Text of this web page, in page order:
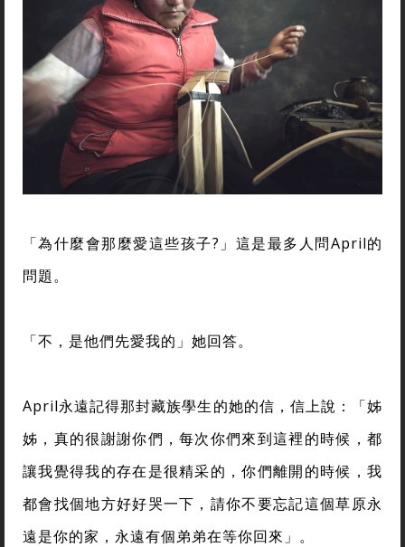
「為什麼會那麼愛這些孩子?」這是最多人問April的
問題。
「不，是他們先愛我的」她回答。
April永遠記得那封藏族學生的她的信，信上說：「姊
姊，真的很謝謝你們，每次你們來到這裡的時候，都
讓我覺得我的存在是很精采的，你們離開的時候，我
都會找個地方好好哭一下，請你不要忘記這個草原永
遠是你的家，永遠有個弟弟在等你回來」。